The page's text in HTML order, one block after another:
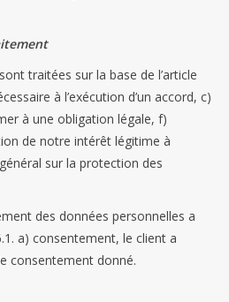
traitées sur la base de l’article
à l’exécution d’un accord, c)
à une obligation légale, f)
de notre intérêt légitime à
sur la protection des
des données personnelles a
a) consentement, le client a
consentement donné.